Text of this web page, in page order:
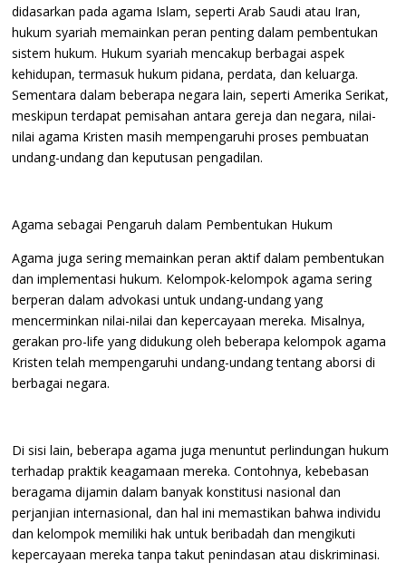
didasarkan pada agama Islam, seperti Arab Saudi atau Iran,
hukum syariah memainkan peran penting dalam pembentukan
sistem hukum. Hukum syariah mencakup berbagai aspek
kehidupan, termasuk hukum pidana, perdata, dan keluarga.
Sementara dalam beberapa negara lain, seperti Amerika Serikat,
meskipun terdapat pemisahan antara gereja dan negara, nilai-
nilai agama Kristen masih mempengaruhi proses pembuatan
undang-undang dan keputusan pengadilan.
Agama sebagai Pengaruh dalam Pembentukan Hukum
Agama juga sering memainkan peran aktif dalam pembentukan
dan implementasi hukum. Kelompok-kelompok agama sering
berperan dalam advokasi untuk undang-undang yang
mencerminkan nilai-nilai dan kepercayaan mereka. Misalnya,
gerakan pro-life yang didukung oleh beberapa kelompok agama
Kristen telah mempengaruhi undang-undang tentang aborsi di
berbagai negara.
Di sisi lain, beberapa agama juga menuntut perlindungan hukum
terhadap praktik keagamaan mereka. Contohnya, kebebasan
beragama dijamin dalam banyak konstitusi nasional dan
perjanjian internasional, dan hal ini memastikan bahwa individu
dan kelompok memiliki hak untuk beribadah dan mengikuti
kepercayaan mereka tanpa takut penindasan atau diskriminasi.